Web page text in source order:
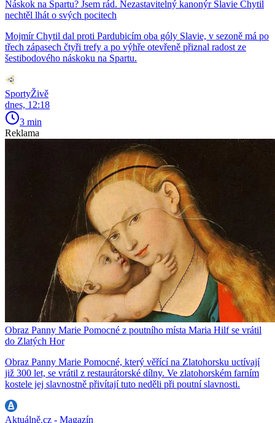
Náskok na Spartu? Jsem rád. Nezastavitelný kanonýr Slavie Chytil
nechtěl lhát o svých pocitech
Mojmír Chytil dal proti Pardubicím oba góly Slavie, v sezoně má po
třech zápasech čtyři trefy a po výhře otevřeně přiznal radost ze
šestibodového náskoku na Spartu.
SportyŽivě
dnes, 12:18
3 min
Reklama
Obraz Panny Marie Pomocné z poutního místa Maria Hilf se vrátil
do Zlatých Hor
Obraz Panny Marie Pomocné, který věřící na Zlatohorsku uctívají
již 300 let, se vrátil z restaurátorské dílny. Ve zlatohorském farním
kostele jej slavnostně přivítají tuto neděli při poutní slavnosti.
Aktuálně.cz - Magazín